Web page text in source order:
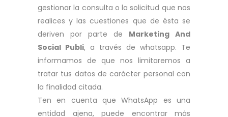
gestionar la consulta o la solicitud que nos
realices y las cuestiones que de ésta se
deriven por parte de Marketing And
Social Publi, a través de whatsapp. Te
informamos de que nos limitaremos a
tratar tus datos de carácter personal con
la finalidad citada.
Ten en cuenta que WhatsApp es una
entidad ajena, puede encontrar más